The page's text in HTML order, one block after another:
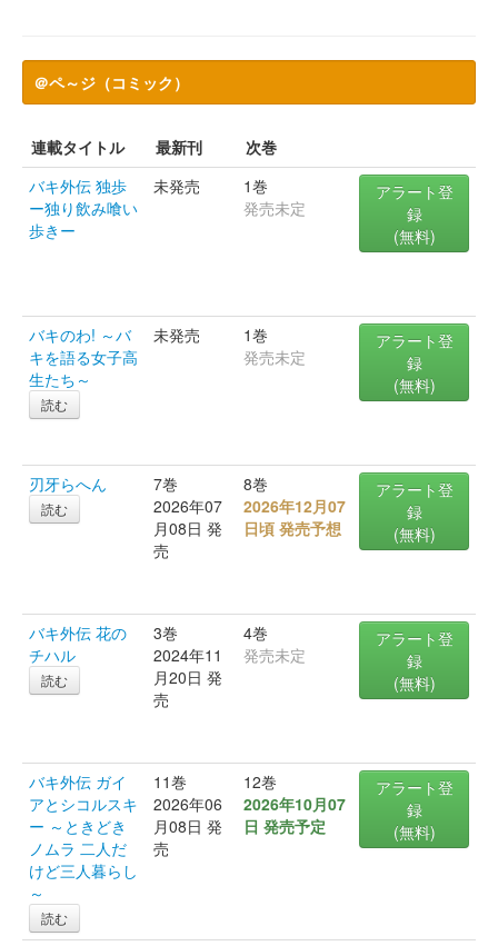
＠ペ～ジ（コミック）
連載タイトル 最新刊
次巻
バキ外伝 独歩
ー独り飲み喰い
歩きー
未発売
1巻
発売未定
アラート登
録
(無料)
バキのわ! ～バ
キを語る女子高
生たち～
読む
未発売
1巻
発売未定
アラート登
録
(無料)
刃牙らへん
読む
7巻
2026年07
月08日 発
売
8巻
2026年12月07
日頃 発売予想
アラート登
録
(無料)
バキ外伝 花の
チハル
読む
3巻
2024年11
月20日 発
売
4巻
発売未定
アラート登
録
(無料)
バキ外伝 ガイ
アとシコルスキ
ー ～ときどき
ノムラ 二人だ
けど三人暮らし
～
読む
11巻
2026年06
月08日 発
売
12巻
2026年10月07
日 発売予定
アラート登
録
(無料)